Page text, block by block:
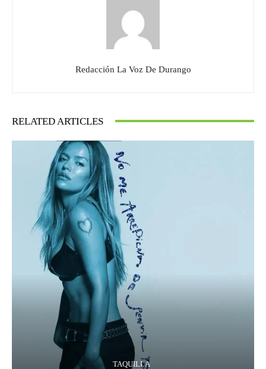
Redacción La Voz De Durango
RELATED ARTICLES
TAQUILLA